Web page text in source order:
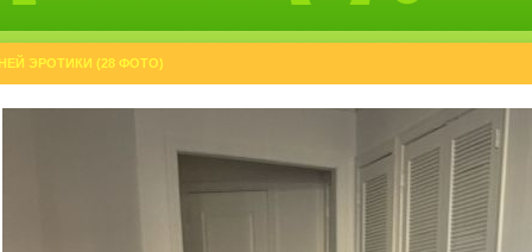
ЭРОТИКИ (28 ФОТО)